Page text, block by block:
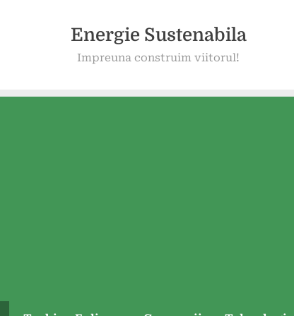
Energie Sustenabila
Impreuna construim viitorul!